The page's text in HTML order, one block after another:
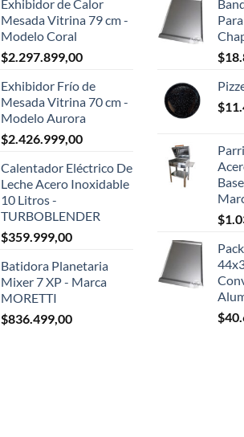
Exhibidor de Calor
Mesada Vitrina 79 cm -
Modelo Coral
$2.297.899,00
Exhibidor Frío de
Mesada Vitrina 70 cm -
Modelo Aurora
$2.426.999,00
Calentador Eléctrico De
Leche Acero Inoxidable
10 Litros -
TURBOBLENDER
$359.999,00
Batidora Planetaria
Mixer 7 XP - Marca
MORETTI
$836.499,00
$
$
$
$